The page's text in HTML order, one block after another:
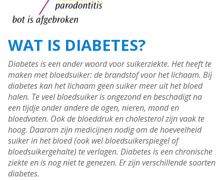
WAT IS DIABETES?
Diabetes is een ander woord voor suikerziekte. Het heeft te
maken met bloedsuiker: de brandstof voor het lichaam. Bij
diabetes kan het lichaam geen suiker meer uit het bloed
halen. Te veel bloedsuiker is ongezond en beschadigt na
een tijdje onder andere de ogen, nieren, mond en
bloedvaten. Ook de bloeddruk en cholesterol zijn vaak te
hoog. Daarom zijn medicijnen nodig om de hoeveelheid
suiker in het bloed (ook wel bloedsuikerspiegel of
bloedsuikergehalte) te verlagen. Diabetes is een chronische
ziekte en is nog niet te genezen. Er zijn verschillende soorten
diabetes.